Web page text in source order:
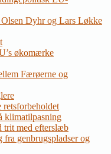
Dyhr og Lars Løkke
økomærke
Færøerne og
klimatilpasning
trit med efterslæb
genbrugspladser og